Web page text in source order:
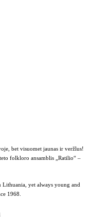
bet visuomet jaunas ir veržlus!
folkloro ansamblis „Ratilio“ –
Lithuania, yet always young and
1968.